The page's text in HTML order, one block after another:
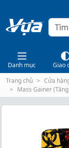
Danh mục Giao
Trang chủ
Cửa
Mass Gainer